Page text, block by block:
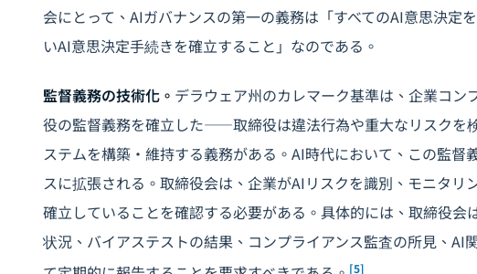
会にとって、 AIガバナンスの第一の義務は「すべてのAI意思決定
いAI意思決定手続きを確立すること」なのである。
監督義務の技術化。 デラウェア州のカレマーク基準は、企業コン
役の監督義務を確立した――取締役は違法行為や重大なリスクを
ステムを構築・維持する義務がある。AI時代において、この監督
スに拡張される。取締役会は、企業がAIリスクを識別、モニタリ
確立していることを確認する必要がある。具体的には、取締役会
状況、バイアステストの結果、コンプライアンス監査の所見、AI
[5]